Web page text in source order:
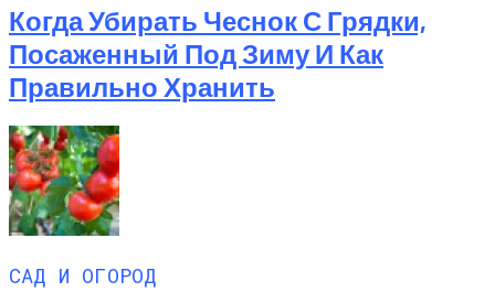
Когда Убирать Чеснок С Грядки,
Посаженный Под Зиму И Как
Правильно Хранить
САД И ОГОРОД